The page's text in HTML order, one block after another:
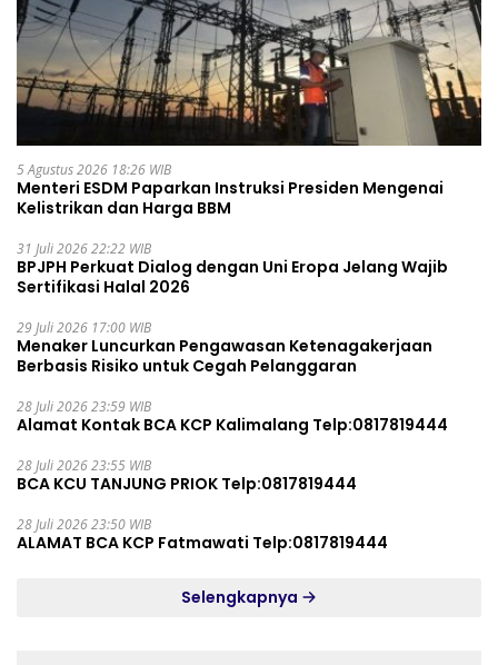
5 Agustus 2026 18:26 WIB
Menteri ESDM Paparkan Instruksi Presiden Mengenai
Kelistrikan dan Harga BBM
31 Juli 2026 22:22 WIB
BPJPH Perkuat Dialog dengan Uni Eropa Jelang Wajib
Sertifikasi Halal 2026
29 Juli 2026 17:00 WIB
Menaker Luncurkan Pengawasan Ketenagakerjaan
Berbasis Risiko untuk Cegah Pelanggaran
28 Juli 2026 23:59 WIB
Alamat Kontak BCA KCP Kalimalang Telp:0817819444
28 Juli 2026 23:55 WIB
BCA KCU TANJUNG PRIOK Telp:0817819444
28 Juli 2026 23:50 WIB
ALAMAT BCA KCP Fatmawati Telp:0817819444
Selengkapnya